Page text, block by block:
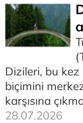
Dizileri, bu
biçimini
karşısına
28.07.2026